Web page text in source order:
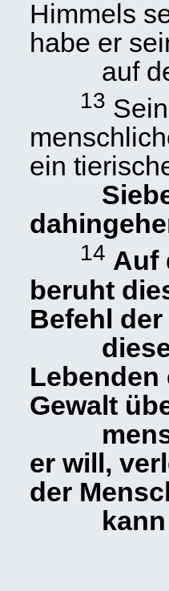
Himmels
habe er
auf
13
ein
14 Auf
beruht
Befehl
diese
Lebenden
Gewalt
er will,
der
kann er